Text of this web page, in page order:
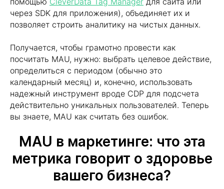
через SDK для приложения), объединяет их и
позволяет строить аналитику на чистых данных.
Получается, чтобы грамотно провести как
посчитать MAU, нужно: выбрать целевое действие,
определиться с периодом (обычно это
календарный месяц) и, конечно, использовать
надежный инструмент вроде CDP для подсчета
действительно уникальных пользователей. Теперь
вы знаете, MAU как считать без ошибок.
MAU в маркетинге: что эта
метрика говорит о здоровье
вашего бизнеса?